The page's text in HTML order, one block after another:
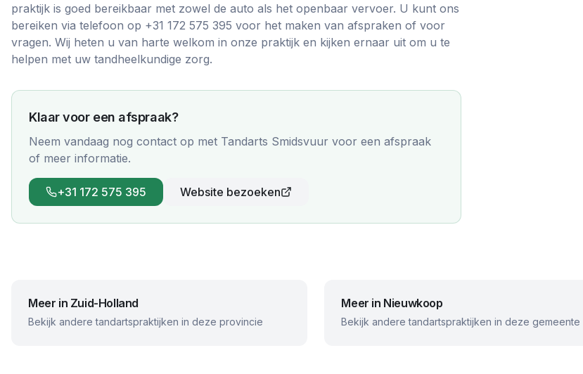
praktijk is goed bereikbaar met zowel de auto als het openbaar vervoer. U kunt ons
bereiken via telefoon op +31 172 575 395 voor het maken van afspraken of voor
vragen. Wij heten u van harte welkom in onze praktijk en kijken ernaar uit om u te
helpen met uw tandheelkundige zorg.
Klaar voor een afspraak?
Neem vandaag nog contact op met Tandarts Smidsvuur voor een afspraak
of meer informatie.
+31 172 575 395 Website bezoeken
Meer in Zuid-Holland
Bekijk andere tandartspraktijken in deze provincie
Meer in Nieuwkoop
Bekijk andere tandartspraktijken in deze gemeente